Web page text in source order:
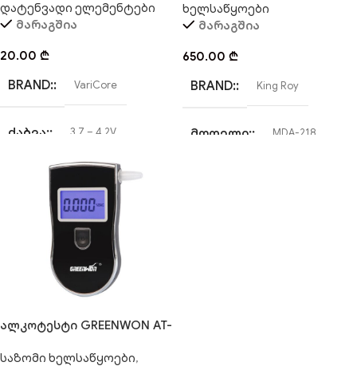
დატენვადი ელემენტები
მარაგშია
20.00 ₾
BRAND: VariCore
ᲫᲐᲑᲕᲐ: 3.7 – 4.2V
18650 Li-Ion
ᲢᲔᲕᲐᲓᲝᲑᲐ
3000 mAh (რეალური)
ხელსაწყოები
მარაგშია
650.00 ₾
BRAND: King Roy
ᲛᲝᲓᲔᲚᲘ: MDA-218
ალკოტესტი GREENWON AT-
საზომი ხელსაწყოები,